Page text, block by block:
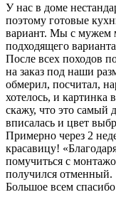
У нас в доме
поэтому готовые
вариант. Мы с мужем
подходящего
После всех походов
на заказ под наши
обмерил, посчитал,
хотелось, и картинка
скажу, что это самый
вписалась и цвет
Примерно через 2
красавицу!
помучиться с
получился отменный.
Большое всем